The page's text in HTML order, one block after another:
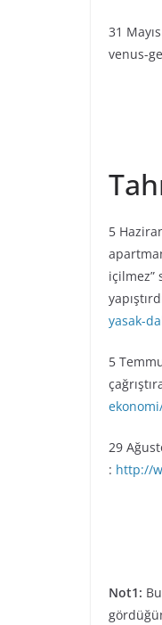
31
venus-
5
içilmez”
yasak-
5
29
: http://
Not1: